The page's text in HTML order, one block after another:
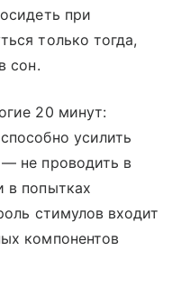
при
только тогда,
сон.
20 минут:
усилить
не проводить в
в попытках
стимулов входит
компонентов